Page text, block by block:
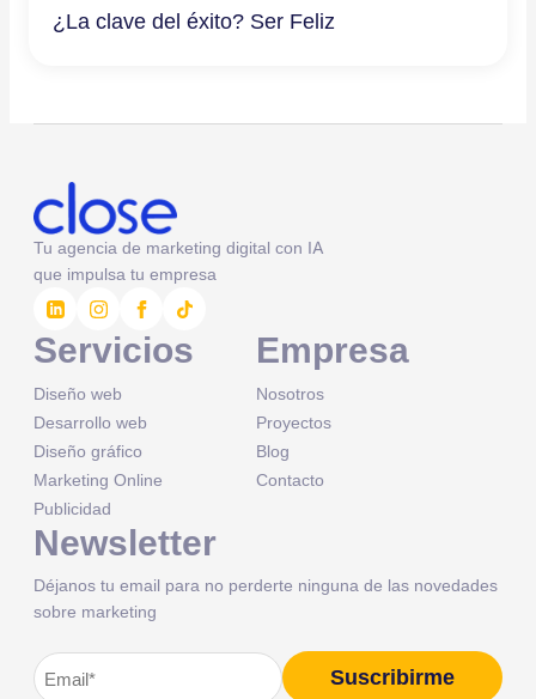
¿La clave del éxito? Ser Feliz
Tu agencia de marketing digital con IA
que impulsa tu empresa
Servicios
Diseño web
Desarrollo web
Diseño gráfico
Marketing Online
Publicidad
Empresa
Nosotros
Proyectos
Blog
Contacto
Newsletter
Déjanos tu email para no perderte ninguna de las novedades
sobre marketing
Correo
Suscribirme